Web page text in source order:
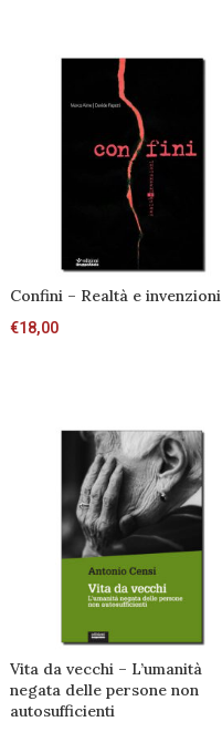
Confini – Realtà e invenzioni
€18,00
Vita da vecchi – L’umanità
negata delle persone non
autosufficienti